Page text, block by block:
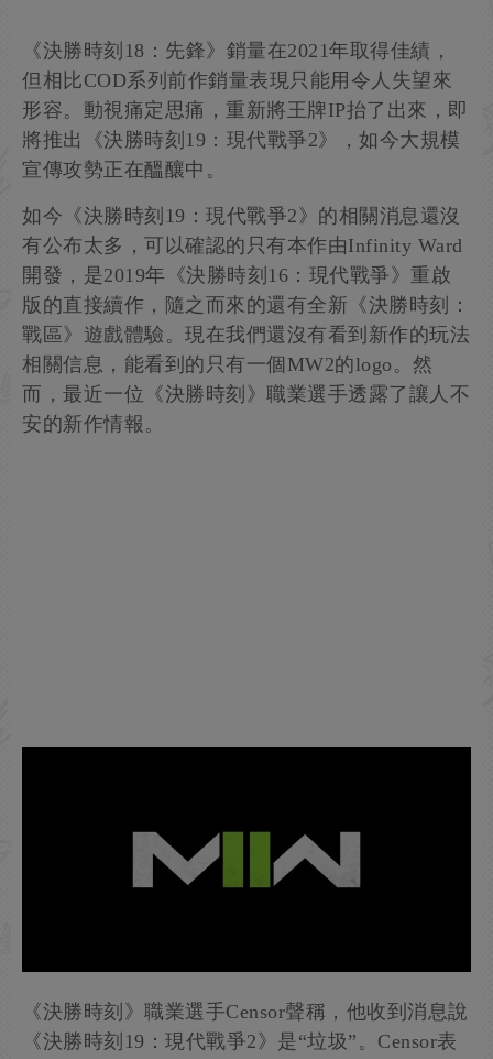
《決勝時刻18：先鋒》銷量在2021年取得佳績，
但相比COD系列前作銷量表現只能用令人失望來
形容。動視痛定思痛，重新將王牌IP抬了出來，即
將推出《決勝時刻19：現代戰爭2》，如今大規模
宣傳攻勢正在醞釀中。
如今《決勝時刻19：現代戰爭2》的相關消息還沒
有公布太多，可以確認的只有本作由Infinity Ward
開發，是2019年《決勝時刻16：現代戰爭》重啟
版的直接續作，隨之而來的還有全新《決勝時刻：
戰區》遊戲體驗。現在我們還沒有看到新作的玩法
相關信息，能看到的只有一個MW2的logo。然
而，最近一位《決勝時刻》職業選手透露了讓人不
安的新作情報。
《決勝時刻》職業選手Censor聲稱，他收到消息說
《決勝時刻19：現代戰爭2》是“垃圾”。Censor表